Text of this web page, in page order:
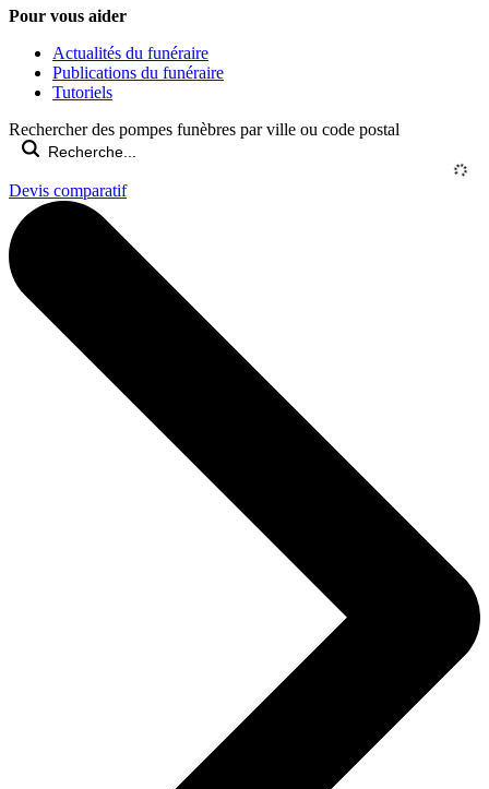
Pour vous aider
Actualités du funéraire
Publications du funéraire
Tutoriels
Rechercher des pompes funèbres par ville ou code postal
Devis comparatif